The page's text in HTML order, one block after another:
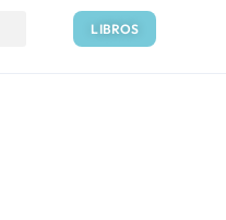
LIBROS